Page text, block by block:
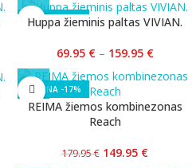
-53%
Huppa žieminis paltas VIVIAN.
69.95 € – 159.95 €
-17%
REIMA žiemos kombinezonas
Reach
179.95€ 149.95 €